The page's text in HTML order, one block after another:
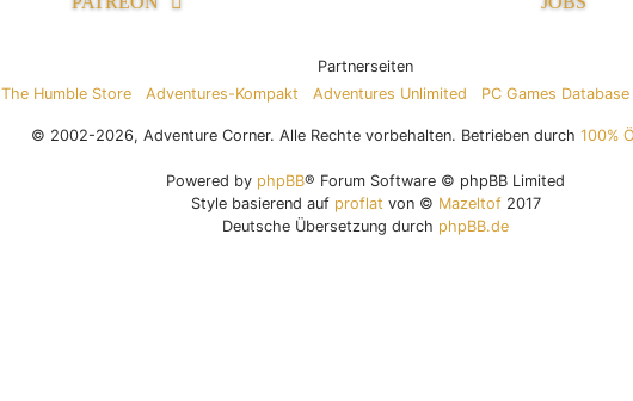
Partnerseiten
The Humble Store
Adventures-Kompakt Adventures Unlimited PC Games Database
© 2002-2026, Adventure Corner. Alle Rechte vorbehalten. Betrieben durch 100%
Powered by phpBB® Forum Software © phpBB Limited
Style basierend auf proflat von © Mazeltof2017
Deutsche Übersetzung durch phpBB.de